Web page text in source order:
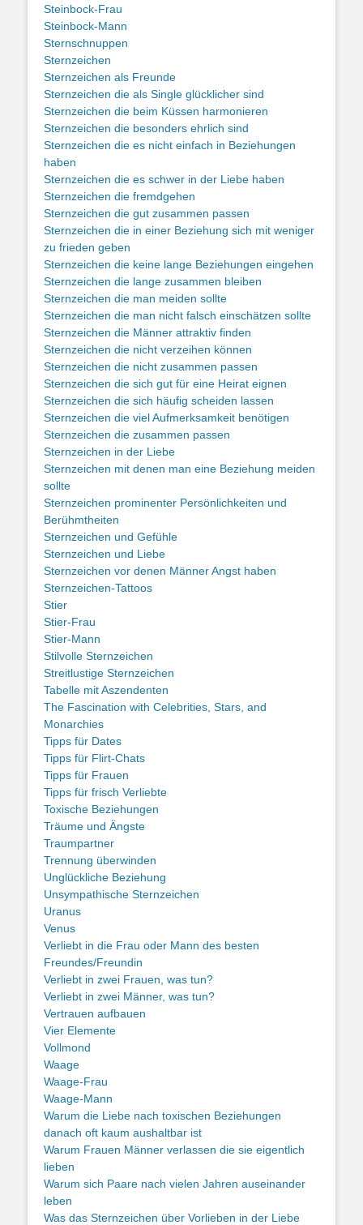
Steinbock-Frau
Steinbock-Mann
Sternschnuppen
Sternzeichen
Sternzeichen als Freunde
Sternzeichen die als Single glücklicher sind
Sternzeichen die beim Küssen harmonieren
Sternzeichen die besonders ehrlich sind
Sternzeichen die es nicht einfach in Beziehungen
haben
Sternzeichen die es schwer in der Liebe haben
Sternzeichen die fremdgehen
Sternzeichen die gut zusammen passen
Sternzeichen die in einer Beziehung sich mit weniger
zu frieden geben
Sternzeichen die keine lange Beziehungen eingehen
Sternzeichen die lange zusammen bleiben
Sternzeichen die man meiden sollte
Sternzeichen die man nicht falsch einschätzen sollte
Sternzeichen die Männer attraktiv finden
Sternzeichen die nicht verzeihen können
Sternzeichen die nicht zusammen passen
Sternzeichen die sich gut für eine Heirat eignen
Sternzeichen die sich häufig scheiden lassen
Sternzeichen die viel Aufmerksamkeit benötigen
Sternzeichen die zusammen passen
Sternzeichen in der Liebe
Sternzeichen mit denen man eine Beziehung meiden
sollte
Sternzeichen prominenter Persönlichkeiten und
Berühmtheiten
Sternzeichen und Gefühle
Sternzeichen und Liebe
Sternzeichen vor denen Männer Angst haben
Sternzeichen-Tattoos
Stier
Stier-Frau
Stier-Mann
Stilvolle Sternzeichen
Streitlustige Sternzeichen
Tabelle mit Aszendenten
The Fascination with Celebrities, Stars, and
Monarchies
Tipps für Dates
Tipps für Flirt-Chats
Tipps für Frauen
Tipps für frisch Verliebte
Toxische Beziehungen
Träume und Ängste
Traumpartner
Trennung überwinden
Unglückliche Beziehung
Unsympathische Sternzeichen
Uranus
Venus
Verliebt in die Frau oder Mann des besten
Freundes/Freundin
Verliebt in zwei Frauen, was tun?
Verliebt in zwei Männer, was tun?
Vertrauen aufbauen
Vier Elemente
Vollmond
Waage
Waage-Frau
Waage-Mann
Warum die Liebe nach toxischen Beziehungen
danach oft kaum aushaltbar ist
Warum Frauen Männer verlassen die sie eigentlich
lieben
Warum sich Paare nach vielen Jahren auseinander
leben
Was das Sternzeichen über Vorlieben in der Liebe